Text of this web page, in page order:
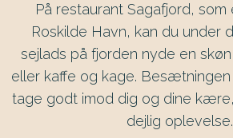
På restaurant Sagafjord,
Roskilde Havn, kan du under
sejlads på fjorden nyde en
eller kaffe og kage. Besætningen
tage godt imod dig og dine
dejlig oplevelse.